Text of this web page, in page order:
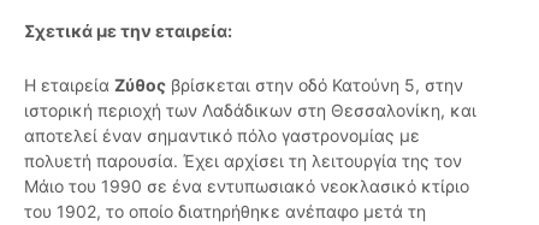
Σχετικά με την εταιρεία:
Η εταιρεία Ζύθος βρίσκεται στην οδό Κατούνη 5, στην
ιστορική περιοχή των Λαδάδικων στη Θεσσαλονίκη, και
αποτελεί έναν σημαντικό πόλο γαστρονομίας με
πολυετή παρουσία. Έχει αρχίσει τη λειτουργία της τον
Μάιο του 1990 σε ένα εντυπωσιακό νεοκλασικό κτίριο
του 1902, το οποίο διατηρήθηκε ανέπαφο μετά τη